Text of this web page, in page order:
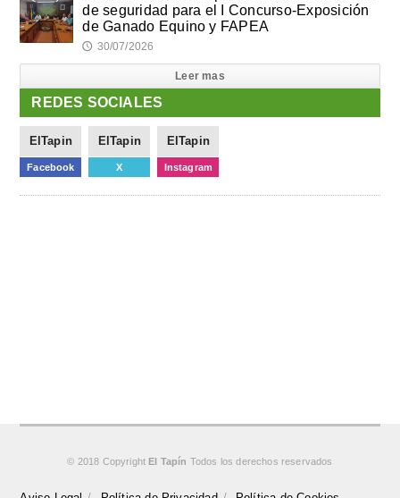
de seguridad para el I Concurso-Exposición
de Ganado Equino y FAPEA
🕔 30/07/2026
Leer mas
REDES SOCIALES
ElTapin
Facebook
ElTapin
X
ElTapin
Instagram
© 2018 Copyright El Tapín Todos los derechos reservados